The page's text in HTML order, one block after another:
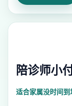
陪诊师小
适合家属没时间